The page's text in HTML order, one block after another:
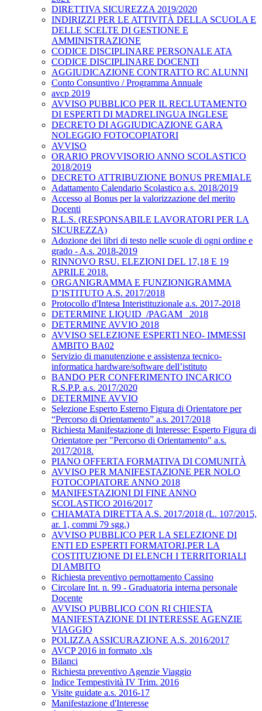
DIRETTIVA SICUREZZA 2019/2020
INDIRIZZI PER LE ATTIVITÀ DELLA SCUOLA E
DELLE SCELTE DI GESTIONE E
AMMINISTRAZIONE
CODICE DISCIPLINARE PERSONALE ATA
CODICE DISCIPLINARE DOCENTI
AGGIUDICAZIONE CONTRATTO RC ALUNNI
Conto Consuntivo / Programma Annuale
avcp 2019
AVVISO PUBBLICO PER IL RECLUTAMENTO
DI ESPERTI DI MADRELINGUA INGLESE
DECRETO DI AGGIUDICAZIONE GARA
NOLEGGIO FOTOCOPIATORI
AVVISO
ORARIO PROVVISORIO ANNO SCOLASTICO
2018/2019
DECRETO ATTRIBUZIONE BONUS PREMIALE
Adattamento Calendario Scolastico a.s. 2018/2019
Accesso al Bonus per la valorizzazione del merito
Docenti
R.L.S. (RESPONSABILE LAVORATORI PER LA
SICUREZZA)
Adozione dei libri di testo nelle scuole di ogni ordine e
grado - A.s. 2018-2019
RINNOVO RSU. ELEZIONI DEL 17,18 E 19
APRILE 2018.
ORGANIGRAMMA E FUNZIONIGRAMMA
D’ISTITUTO A.S. 2017/2018
Protocollo d'Intesa Interistituzionale a.s. 2017-2018
DETERMINE LIQUID_/PAGAM_ 2018
DETERMINE AVVIO 2018
AVVISO SELEZIONE ESPERTI NEO- IMMESSI
AMBITO BA02
Servizio di manutenzione e assistenza tecnico-
informatica hardware/software dell’istituto
BANDO PER CONFERIMENTO INCARICO
R.S.P.P. a.s. 2017/2020
DETERMINE AVVIO
Selezione Esperto Esterno Figura di Orientatore per
“Percorso di Orientamento” a.s. 2017/2018
Richiesta Manifestazione di Interesse: Esperto Figura di
Orientatore per "Percorso di Orientamento" a.s.
2017/2018.
PIANO OFFERTA FORMATIVA DI COMUNITÀ
AVVISO PER MANIFESTAZIONE PER NOLO
FOTOCOPIATORE ANNO 2018
MANIFESTAZIONI DI FINE ANNO
SCOLASTICO 2016/2017
CHIAMATA DIRETTA A.S. 2017/2018 (L. 107/2015,
ar. 1, commi 79 sgg.)
AVVISO PUBBLICO PER LA SELEZIONE DI
ENTI ED ESPERTI FORMATORI,PER LA
COSTITUZIONE DI ELENCH I TERRITORIALI
DI AMBITO
Richiesta preventivo pernottamento Cassino
Circolare Int. n. 99 - Graduatoria interna personale
Docente
AVVISO PUBBLICO CON RI CHIESTA
MANIFESTAZIONE DI INTERESSE AGENZIE
VIAGGIO
POLIZZA ASSICURAZIONE A.S. 2016/2017
AVCP 2016 in formato .xls
Bilanci
Richiesta preventivo Agenzie Viaggio
Indice Tempestività IV Trim. 2016
Visite guidate a.s. 2016-17
Manifestazione d'Interesse